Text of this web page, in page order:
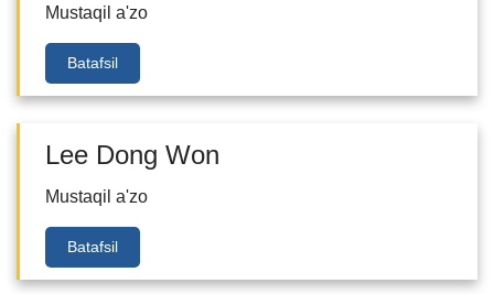
Mustaqil a'zo
Batafsil
Lee Dong Won
Mustaqil a'zo
Batafsil